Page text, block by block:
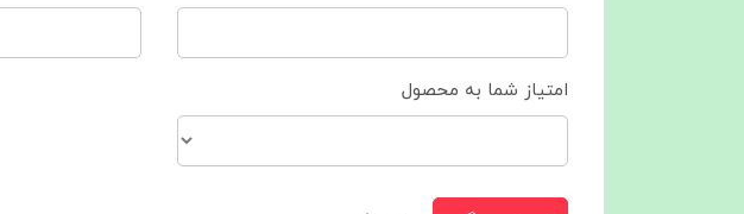
امتیاز شما به محصول